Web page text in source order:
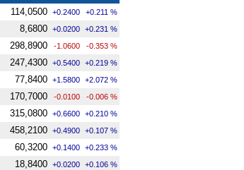
114,0500 +0.2400 +0.211 %
8,6800 +0.0200 +0.231 %
298,8900 -1.0600 -0.353 %
247,4300 +0.5400 +0.219 %
77,8400 +1.5800 +2.072 %
170,7000 -0.0100 -0.006 %
315,0800 +0.6600 +0.210 %
458,2100 +0.4900 +0.107 %
60,3200 +0.1400 +0.233 %
18,8400 +0.0200 +0.106 %